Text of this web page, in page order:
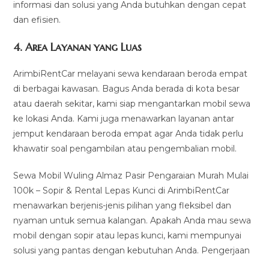
informasi dan solusi yang Anda butuhkan dengan cepat
dan efisien.
4.Area Layanan yang Luas
ArimbiRentCar melayani sewa kendaraan beroda empat
di berbagai kawasan. Bagus Anda berada di kota besar
atau daerah sekitar, kami siap mengantarkan mobil sewa
ke lokasi Anda. Kami juga menawarkan layanan antar
jemput kendaraan beroda empat agar Anda tidak perlu
khawatir soal pengambilan atau pengembalian mobil.
Sewa Mobil Wuling Almaz Pasir Pengaraian Murah Mulai
100k – Sopir & Rental Lepas Kunci di ArimbiRentCar
menawarkan berjenis-jenis pilihan yang fleksibel dan
nyaman untuk semua kalangan. Apakah Anda mau sewa
mobil dengan sopir atau lepas kunci, kami mempunyai
solusi yang pantas dengan kebutuhan Anda. Pengerjaan